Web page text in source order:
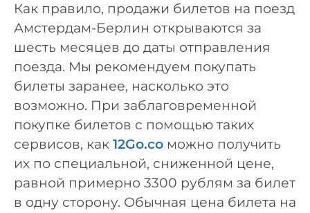
Как правило, продажи билетов на поезд
Амстердам-Берлин открываются за
шесть месяцев до даты отправления
поезда. Мы рекомендуем покупать
билеты заранее, насколько это
возможно. При заблаговременной
покупке билетов с помощью таких
сервисов, как 12Go.co можно получить
их по специальной, сниженной цене,
равной примерно 3300 рублям за билет
в одну сторону. Обычная цена билета на